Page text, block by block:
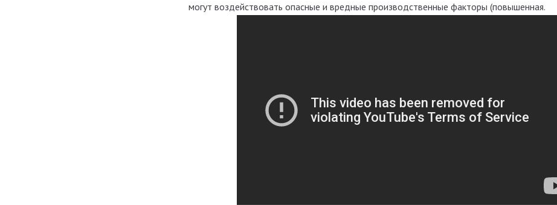
могут воздействовать опасные и вредные производственные факторы (повышенная.